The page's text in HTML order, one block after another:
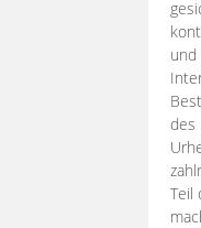
des
Teil